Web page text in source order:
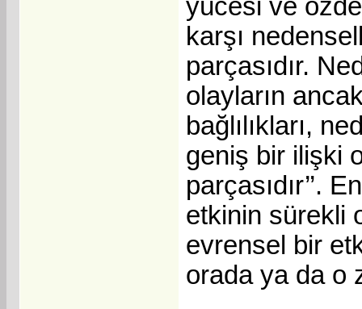
yücesi ve
karşı
parçasıdır.
olayların
bağlılıkları,
geniş bir ilişki
parçasıdır’’.
etkinin sürekli
evrensel bir
orada ya da o